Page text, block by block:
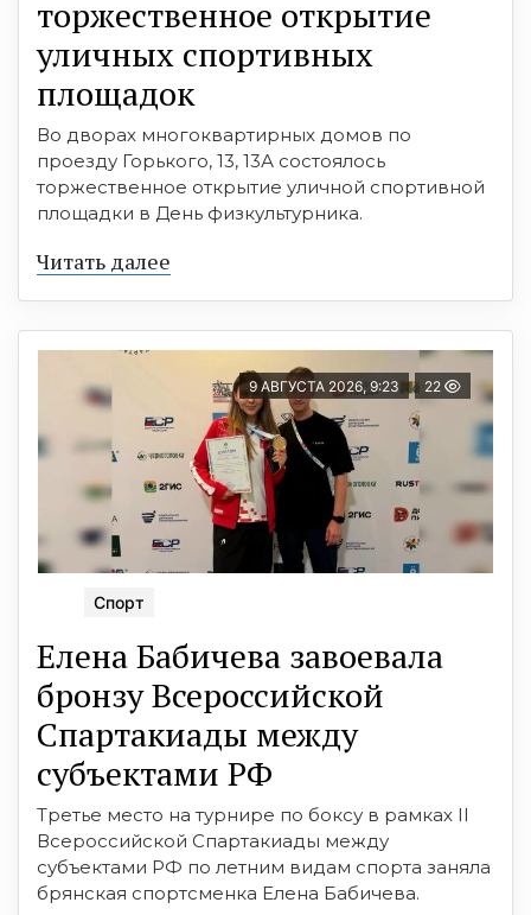
торжественное открытие
уличных спортивных
площадок
Во дворах многоквартирных домов по
проезду Горького, 13, 13А состоялось
торжественное открытие уличной спортивной
площадки в День физкультурника.
Читать далее
9 АВГУСТА 2026, 9:23 22
Спорт
Елена Бабичева завоевала
бронзу Всероссийской
Спартакиады между
субъектами РФ
Третье место на турнире по боксу в рамках II
Всероссийской Спартакиады между
субъектами РФ по летним видам спорта заняла
брянская спортсменка Елена Бабичева.